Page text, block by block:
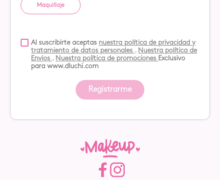
Maquillaje
Al suscribirte aceptas nuestra política de privacidad y
tratamiento de datos personales . Nuestra política de
Envios . Nuestra política de promociones Exclusivo
para www.dluchi.com
Registrarme